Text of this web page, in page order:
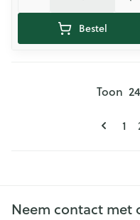
Bestel
U
1
Toon
Neem contact met